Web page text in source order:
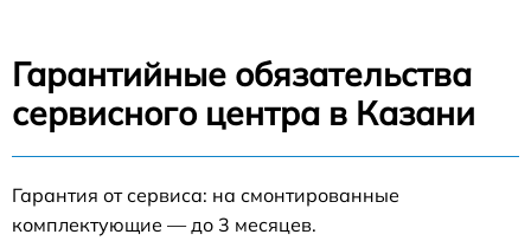
Гарантийные обязательства
сервисного центра в Казани
Гарантия от сервиса: на смонтированные
комплектующие — до 3 месяцев.